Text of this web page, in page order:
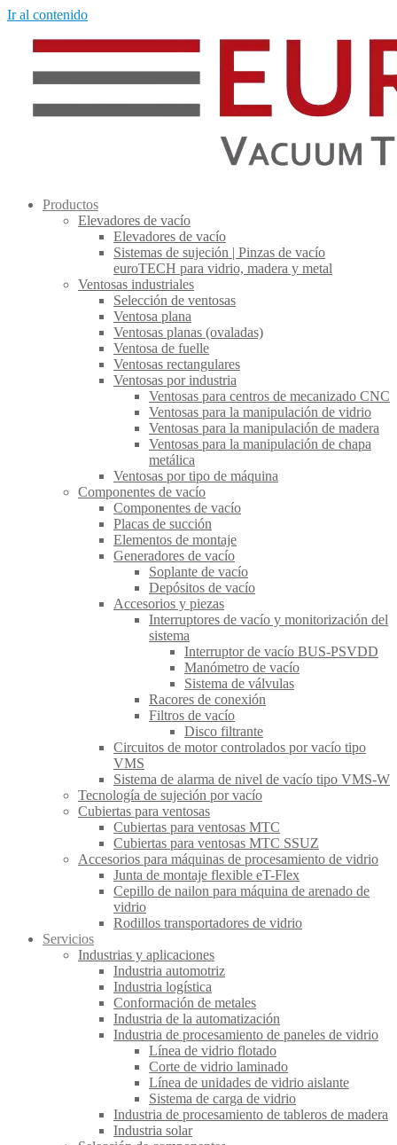
Ir al contenido
Productos
Elevadores de vacío
Elevadores de vacío
Sistemas de sujeción | Pinzas de vacío
euroTECH para vidrio, madera y metal
Ventosas industriales
Selección de ventosas
Ventosa plana
Ventosas planas (ovaladas)
Ventosa de fuelle
Ventosas rectangulares
Ventosas por industria
Ventosas para centros de mecanizado CNC
Ventosas para la manipulación de vidrio
Ventosas para la manipulación de madera
Ventosas para la manipulación de chapa
metálica
Ventosas por tipo de máquina
Componentes de vacío
Componentes de vacío
Placas de succión
Elementos de montaje
Generadores de vacío
Soplante de vacío
Depósitos de vacío
Accesorios y piezas
Interruptores de vacío y monitorización del
sistema
Interruptor de vacío BUS-PSVDD
Manómetro de vacío
Sistema de válvulas
Racores de conexión
Filtros de vacío
Disco filtrante
Circuitos de motor controlados por vacío tipo
VMS
Sistema de alarma de nivel de vacío tipo VMS-W
Tecnología de sujeción por vacío
Cubiertas para ventosas
Cubiertas para ventosas MTC
Cubiertas para ventosas MTC SSUZ
Accesorios para máquinas de procesamiento de vidrio
Junta de montaje flexible eT-Flex
Cepillo de nailon para máquina de arenado de
vidrio
Rodillos transportadores de vidrio
Servicios
Industrias y aplicaciones
Industria automotriz
Industria logística
Conformación de metales
Industria de la automatización
Industria de procesamiento de paneles de vidrio
Línea de vidrio flotado
Corte de vidrio laminado
Línea de unidades de vidrio aislante
Sistema de carga de vidrio
Industria de procesamiento de tableros de madera
Industria solar